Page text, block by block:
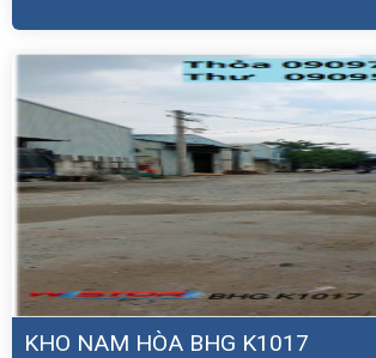
KHO NAM HÒA BHG K1017